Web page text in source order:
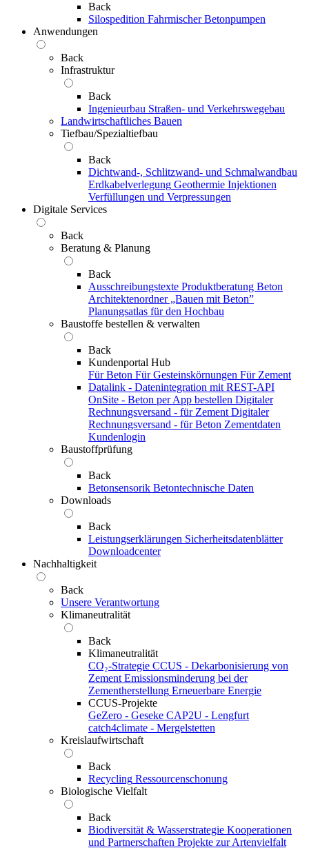
Back
Silospedition Fahrmischer Betonpumpen
Anwendungen
Back
Infrastruktur
Back
Ingenieurbau Straßen- und Verkehrswegebau
Landwirtschaftliches Bauen
Tiefbau/Spezialtiefbau
Back
Dichtwand-, Schlitzwand- und Schmalwandbau
Erdkabelverlegung Geothermie Injektionen
Verfüllungen und Verpressungen
Digitale Services
Back
Beratung & Planung
Back
Ausschreibungstexte Produktberatung Beton
Architektenordner „Bauen mit Beton”
Planungsatlas für den Hochbau
Baustoffe bestellen & verwalten
Back
Kundenportal Hub
Für Beton Für Gesteinskörnungen Für Zement
Datalink - Datenintegration mit REST-API
OnSite - Beton per App bestellen Digitaler
Rechnungsversand - für Zement Digitaler
Rechnungsversand - für Beton Zementdaten
Kundenlogin
Baustoffprüfung
Back
Betonsensorik Betontechnische Daten
Downloads
Back
Leistungserklärungen Sicherheitsdatenblätter
Downloadcenter
Nachhaltigkeit
Back
Unsere Verantwortung
Klimaneutralität
Back
Klimaneutralität
CO₂-Strategie CCUS - Dekarbonisierung von
Zement Emissionsminderung bei der
Zementherstellung Erneuerbare Energie
CCUS-Projekte
GeZero - Geseke CAP2U - Lengfurt
catch4climate - Mergelstetten
Kreislaufwirtschaft
Back
Recycling Ressourcenschonung
Biologische Vielfalt
Back
Biodiversität & Wasserstrategie Kooperationen
und Partnerschaften Projekte zur Artenvielfalt